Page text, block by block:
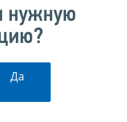
нужную
Да